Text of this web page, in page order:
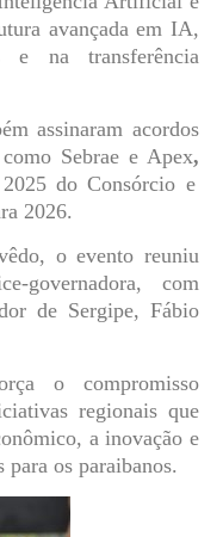
avançada em IA,
e na transferência
assinaram acordos
Sebrae e Apex,
do Consórcio e
2026.
o evento reuniu
governadora, com
de Sergipe, Fábio
o compromisso
regionais que
a inovação e
para os paraibanos.